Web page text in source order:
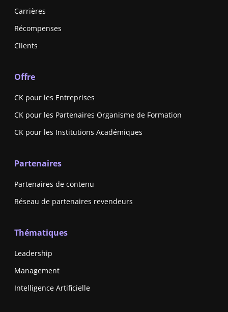
Carrières
Récompenses
Clients
Offre
CK pour les Entreprises
CK pour les Partenaires Organisme de Formation
CK pour les Institutions Académiques
Partenaires
Partenaires de contenu
Réseau de partenaires revendeurs
Thématiques
Leadership
Management
Intelligence Artificielle